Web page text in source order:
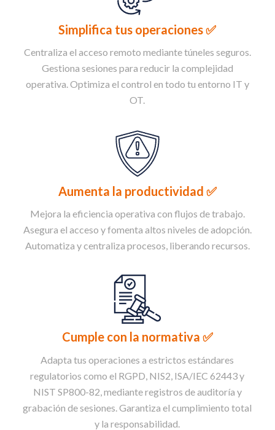
Simplifica tus operaciones✅
Centraliza el acceso remoto mediante túneles seguros.
Gestiona sesiones para reducir la complejidad
operativa. Optimiza el control en todo tu entorno IT y
OT.
Aumenta la productividad ✅
Mejora la eficiencia operativa con flujos de trabajo.
Asegura el acceso y fomenta altos niveles de adopción.
Automatiza y centraliza procesos, liberando recursos.
Cumple con la normativa ✅
Adapta tus operaciones a estrictos estándares
regulatorios como el RGPD, NIS2, ISA/IEC 62443 y
NIST SP800-82, mediante registros de auditoría y
grabación de sesiones. Garantiza el cumplimiento total
y la responsabilidad.